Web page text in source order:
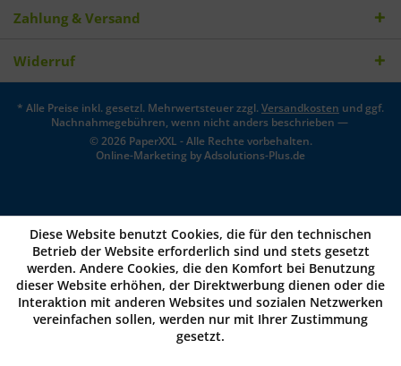
Zahlung & Versand
Widerruf
* Alle Preise inkl. gesetzl. Mehrwertsteuer zzgl.Versandkosten und ggf.
Nachnahmegebühren, wenn nicht anders beschrieben —
© 2026 PaperXXL - Alle Rechte vorbehalten.
Online-Marketing byAdsolutions-Plus.de
Diese Website benutzt Cookies, die für den technischen
Betrieb der Website erforderlich sind und stets gesetzt
werden. Andere Cookies, die den Komfort bei Benutzung
dieser Website erhöhen, der Direktwerbung dienen oder die
Interaktion mit anderen Websites und sozialen Netzwerken
vereinfachen sollen, werden nur mit Ihrer Zustimmung
gesetzt.